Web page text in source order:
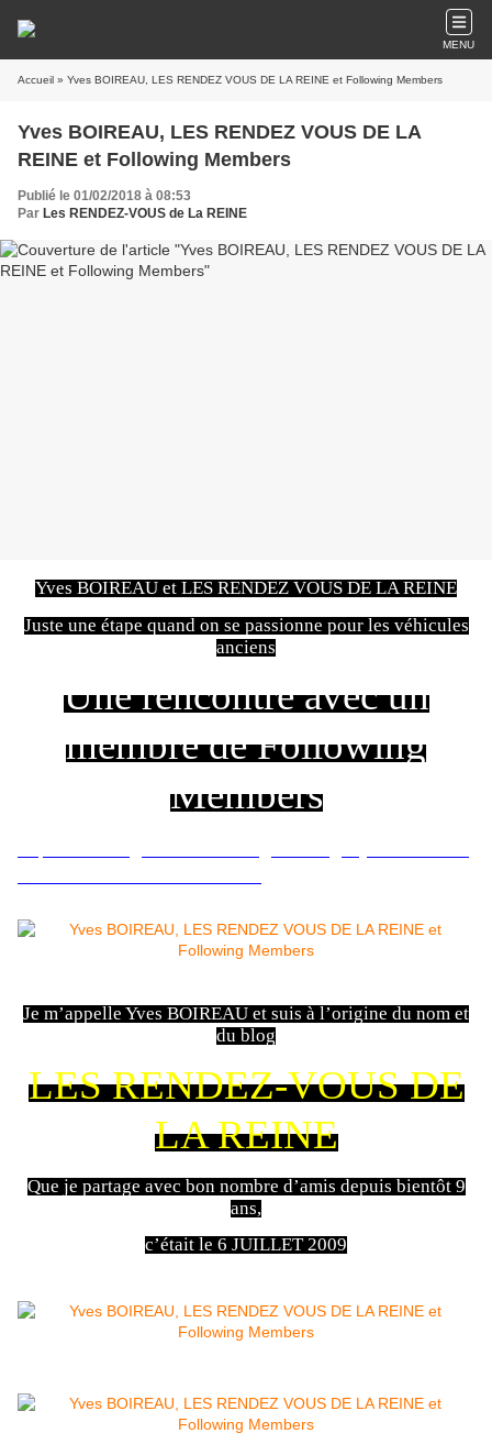
MENU
Accueil » Yves BOIREAU, LES RENDEZ VOUS DE LA REINE et Following Members
Yves BOIREAU, LES RENDEZ VOUS DE LA
REINE et Following Members
Publié le 01/02/2018 à 08:53
Par Les RENDEZ-VOUS de La REINE
Yves BOIREAU et LES RENDEZ VOUS DE LA REINE
Juste une étape quand on se passionne pour les véhicules
anciens
Une rencontre avec un
membre de Following
Members
Je m’appelle Yves BOIREAU et suis à l’origine du nom et
du blog
LES RENDEZ-VOUS DE
LA REINE
Que je partage avec bon nombre d’amis depuis bientôt 9
ans,
c’était le 6 JUILLET 2009